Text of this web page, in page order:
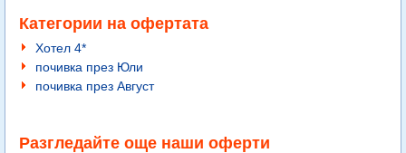
Категории на офертата
Хотел 4*
почивка през Юли
почивка през Август
Разгледайте още наши оферти